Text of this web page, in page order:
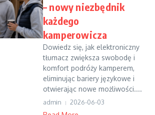
– nowy niezbędnik
każdego
kamperowicza
Dowiedz się, jak elektroniczny
tłumacz zwiększa swobodę i
komfort podróży kamperem,
eliminując bariery językowe i
otwierając nowe możliwości....
admin 2026-06-03